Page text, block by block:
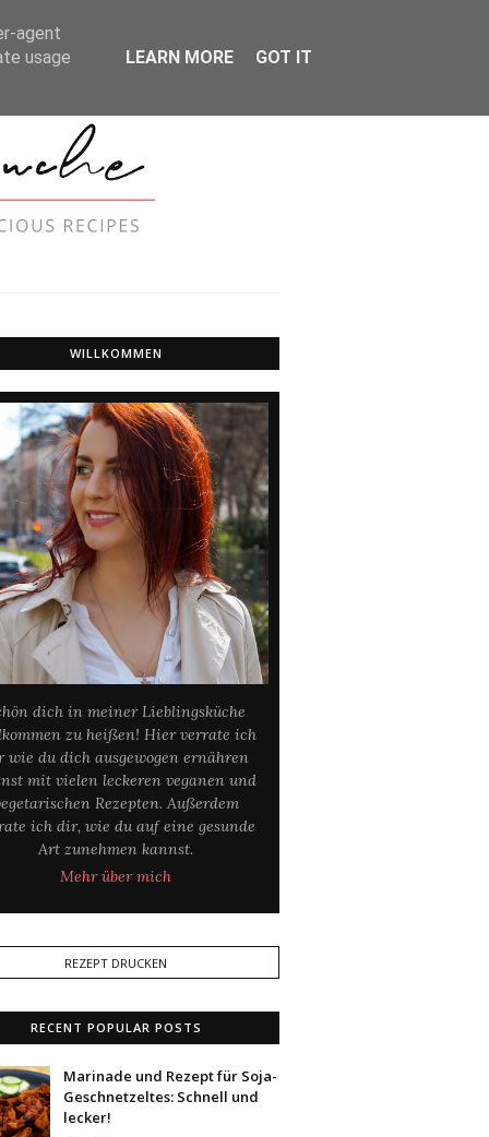
UND DATENSCHUTZ
WILLKOMMEN
dich in meiner Lieblingsküche
zu heißen! Hier verrate ich
wie du dich ausgewogen ernähren
mit vielen leckeren veganen und
Rezepten. Außerdem
ich dir, wie du auf eine gesunde
Art zunehmen kannst.
Mehr über mich
REZEPT DRUCKEN
RECENT POPULAR POSTS
Marinade und Rezept für Soja-
Geschnetzeltes: Schnell und
lecker!
agent
usage
LEARN MORE GOT IT